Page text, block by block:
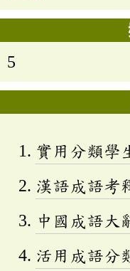
5
實用分類學
漢語成語考
中國成語大
活用成語分